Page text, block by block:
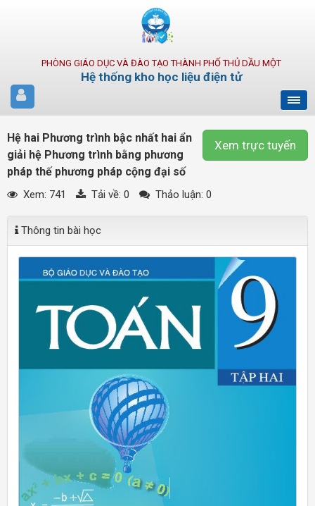
PHÒNG GIÁO DỤC VÀ ĐÀO TẠO THÀNH PHỐ THỦ DẦU MỘT
Hệ thống kho học liệu điện tử
Xem trực tuyến
Hệ hai Phương trình bậc nhất hai ẩn
giải hệ Phương trình bằng phương
pháp thế phương pháp cộng đại số
Xem: 741 Tải về: 0 Thảo luận: 0
Thông tin bài học